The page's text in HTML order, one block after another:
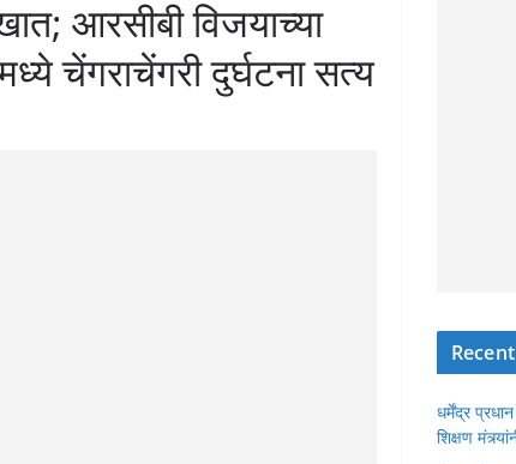
आरसीबी विजयाच्या
चेंगराचेंगरी दुर्घटना सत्य
धर्मेंद्र
शिक्षण